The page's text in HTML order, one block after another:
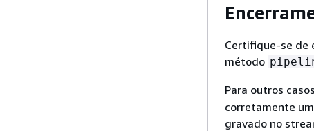
Certifique-se de
método
Para outros
corretamente
gravado no